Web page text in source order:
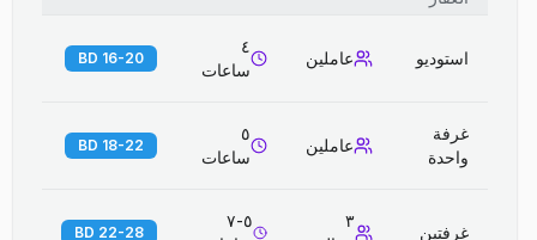
استوديو عاملين
٤
ساعات
16-20 BD
غرفة
واحدة
عاملين
٥
ساعات
18-22 BD
غرفتين
٣
٥-٧
22-28 BD